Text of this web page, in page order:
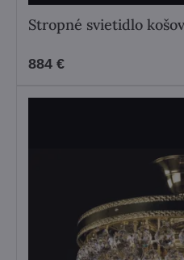
Stropné svietidlo
884 €